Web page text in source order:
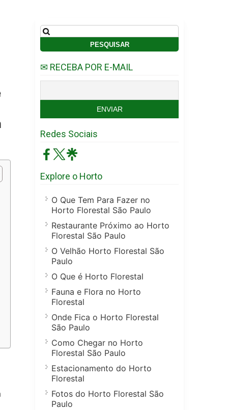
Pesquisar
por:
✉ RECEBA POR E-MAIL
Redes Sociais
Explore o Horto
O Que Tem Para Fazer no
Horto Florestal São Paulo
Restaurante Próximo ao Horto
Florestal São Paulo
O Velhão Horto Florestal São
Paulo
O Que é Horto Florestal
Fauna e Flora no Horto
Florestal
Onde Fica o Horto Florestal
São Paulo
Como Chegar no Horto
Florestal São Paulo
Estacionamento do Horto
Florestal
Fotos do Horto Florestal São
Paulo